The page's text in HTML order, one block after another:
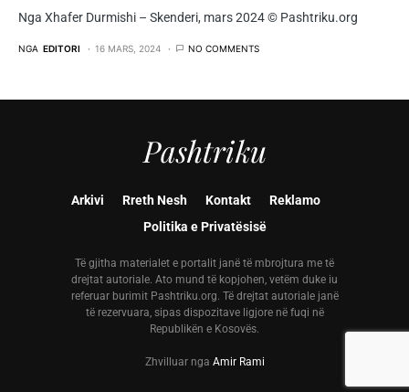
Nga Xhafer Durmishi – Skenderi, mars 2024 © Pashtriku.org
NGA EDITORI 16 MARS, 2024 NO COMMENTS
Pashtriku
Arkivi Rreth Nesh Kontakt
Reklamo
Politika e Privatësisë
Të gjitha materialet e portalit janë të mbrojtura me të
drejtat autoriale. Ato mund të kopjohen, vetëm duke iu
referuar burimit Pashtriku.org. Të drejtat autoriale janë
të rezervuara, sipas dispozitave ligjore në fuqi në
Republikën e Kosovës.
Zhvilluar nga Amir Rami